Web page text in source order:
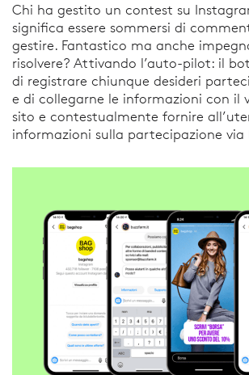
Chi ha gestito un contest su
significa essere sommersi di
gestire. Fantastico ma anche
risolvere? Attivando l’auto-pilot: il
di registrare chiunque desideri
e di collegarne le informazioni con il
sito e contestualmente fornire
informazioni sulla partecipazione via